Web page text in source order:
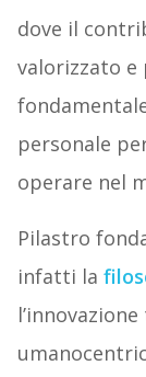
dove il
valorizzato e
personale
operare nel
Pilastro
infatti la